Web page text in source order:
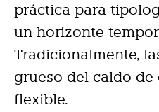
práctica para
un horizonte
Tradicionalmente,
grueso del caldo
flexible.